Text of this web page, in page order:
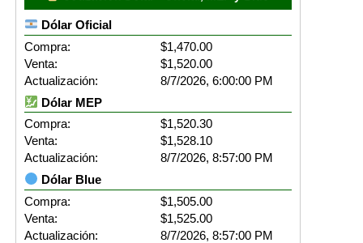
Dólar Oficial
Compra:
$1,470.00
Venta:
$1,520.00
Actualización:
8/7/2026, 6:00:00 PM
Dólar MEP
Compra:
$1,520.30
Venta:
$1,528.10
Actualización:
8/7/2026, 8:57:00 PM
Dólar Blue
Compra:
$1,505.00
Venta:
$1,525.00
Actualización:
8/7/2026, 8:57:00 PM